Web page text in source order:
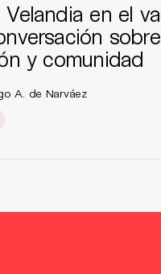
Velandia en el
y comunidad
A. de Narváez